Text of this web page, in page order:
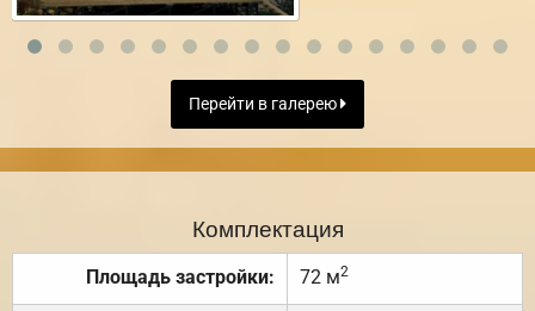
Перейти в галерею
Комплектация
Площадь застройки: 72 м2